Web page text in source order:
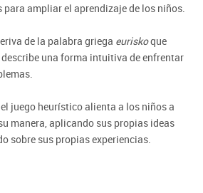
ampliar el aprendizaje de los niños.
de la palabra griega euriskoque
una forma intuitiva de enfrentar
juego heurístico alienta a los niños a
manera, aplicando sus propias ideas
sobre sus propias experiencias.